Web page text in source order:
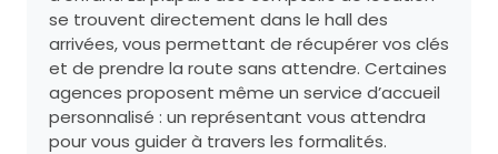
se trouvent directement dans le hall des
arrivées, vous permettant de récupérer vos clés
et de prendre la route sans attendre. Certaines
agences proposent même un service d’accueil
personnalisé : un représentant vous attendra
pour vous guider à travers les formalités.